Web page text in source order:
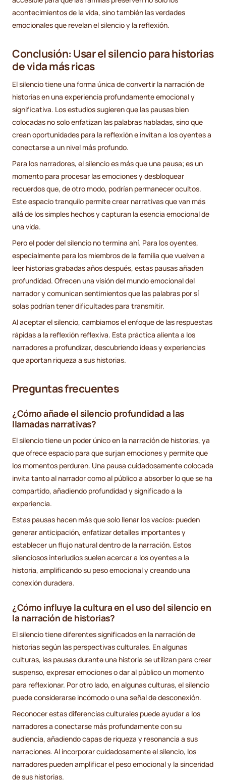
acontecimientos de la vida, sino también las verdades
emocionales que revelan el silencio y la reflexión.
Conclusión: Usar el silencio para historias
de vida más ricas
El silencio tiene una forma única de convertir la narración de
historias en una experiencia profundamente emocional y
significativa. Los estudios sugieren que las pausas bien
colocadas no solo enfatizan las palabras habladas, sino que
crean oportunidades para la reflexión e invitan a los oyentes a
conectarse a un nivel más profundo.
Para los narradores, el silencio es más que una pausa; es un
momento para procesar las emociones y desbloquear
recuerdos que, de otro modo, podrían permanecer ocultos.
Este espacio tranquilo permite crear narrativas que van más
allá de los simples hechos y capturan la esencia emocional de
una vida.
Pero el poder del silencio no termina ahí. Para los oyentes,
especialmente para los miembros de la familia que vuelven a
leer historias grabadas años después, estas pausas añaden
profundidad. Ofrecen una visión del mundo emocional del
narrador y comunican sentimientos que las palabras por sí
solas podrían tener dificultades para transmitir.
Al aceptar el silencio, cambiamos el enfoque de las respuestas
rápidas a la reflexión reflexiva. Esta práctica alienta a los
narradores a profundizar, descubriendo ideas y experiencias
que aportan riqueza a sus historias.
Preguntas frecuentes
¿Cómo añade el silencio profundidad a las
llamadas narrativas?
El silencio tiene un poder único en la narración de historias, ya
que ofrece espacio para que surjan emociones y permite que
los momentos perduren. Una pausa cuidadosamente colocada
invita tanto al narrador como al público a absorber lo que se ha
compartido, añadiendo profundidad y significado a la
experiencia.
Estas pausas hacen más que solo llenar los vacíos: pueden
generar anticipación, enfatizar detalles importantes y
establecer un flujo natural dentro de la narración. Estos
silenciosos interludios suelen acercar a los oyentes a la
historia, amplificando su peso emocional y creando una
conexión duradera.
¿Cómo influye la cultura en el uso del silencio en
la narración de historias?
El silencio tiene diferentes significados en la narración de
historias según las perspectivas culturales. En algunas
culturas, las pausas durante una historia se utilizan para crear
suspenso, expresar emociones o dar al público un momento
para reflexionar. Por otro lado, en algunas culturas, el silencio
puede considerarse incómodo o una señal de desconexión.
Reconocer estas diferencias culturales puede ayudar a los
narradores a conectarse más profundamente con su
audiencia, añadiendo capas de riqueza y resonancia a sus
narraciones. Al incorporar cuidadosamente el silencio, los
narradores pueden amplificar el peso emocional y la sinceridad
de sus historias.